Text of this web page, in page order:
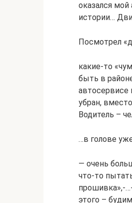
оказался мой
истории…
Посмотрел
какие-то
быть в
автосервисе
убран,
Водитель –
…в голове
— очень
что-то
прошивка»,-
этого –